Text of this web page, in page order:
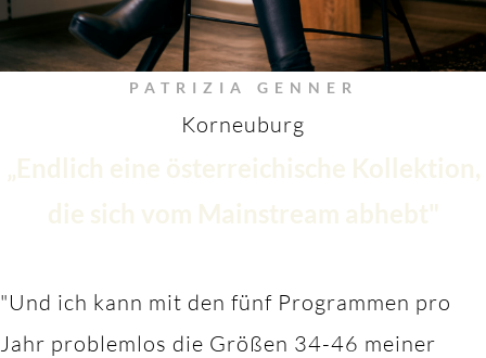
PATRIZIA GENNER
Korneuburg
„Endlich eine österreichische Kollektion,
die sich vom Mainstream abhebt"
"Und ich kann mit den fünf Programmen pro
Jahr problemlos die Größen 34-46 meiner